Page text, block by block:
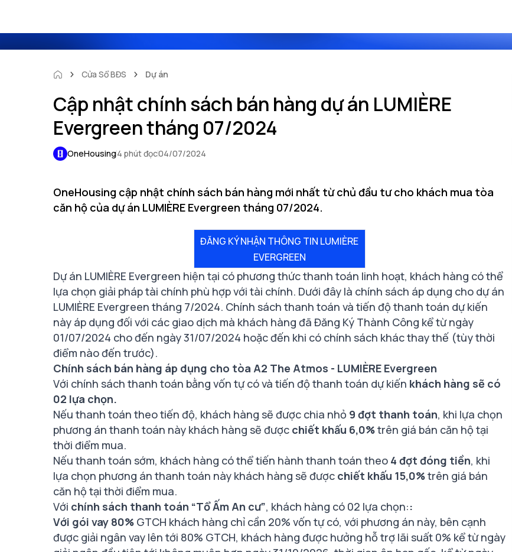
Cửa Sổ BĐS Dự án
Cập nhật chính sách bán hàng dự án LUMIÈRE
Evergreen tháng 07/2024
OneHousing4 phút đọc04/07/2024
OneHousing cập nhật chính sách bán hàng mới nhất từ chủ đầu tư cho khách mua tòa
căn hộ của dự án LUMIÈRE Evergreen tháng 07/2024.
ĐĂNG KÝ NHẬN THÔNG TIN LUMIÈRE
EVERGREEN
Dự án LUMIÈRE Evergreen hiện tại có phương thức thanh toán linh hoạt, khách hàng có thể
lựa chọn giải pháp tài chính phù hợp với tài chính. Dưới đây là chính sách áp dụng cho dự án
LUMIÈRE Evergreen tháng 7/2024. Chính sách thanh toán và tiến độ thanh toán dự kiến
này áp dụng đối với các giao dịch mà khách hàng đã Đăng Ký Thành Công kể từ ngày
01/07/2024 cho đến ngày 31/07/2024 hoặc đến khi có chính sách khác thay thế (tùy thời
điểm nào đến trước).
Chính sách bán hàng áp dụng cho tòa A2 The Atmos - LUMIÈRE Evergreen
Với chính sách thanh toán bằng vốn tự có và tiến độ thanh toán dự kiến khách hàng sẽ có
02 lựa chọn.
Nếu thanh toán theo tiến độ, khách hàng sẽ được chia nhỏ 9 đợt thanh toán, khi lựa chọn
phương án thanh toán này khách hàng sẽ được chiết khấu 6,0%trên giá bán căn hộ tại
thời điểm mua.
Nếu thanh toán sớm, khách hàng có thể tiến hành thanh toán theo 4 đợt đóng tiền, khi
lựa chọn phương án thanh toán này khách hàng sẽ được chiết khấu 15,0%trên giá bán
căn hộ tại thời điểm mua.
Với chính sách thanh toán “Tổ Ấm An cư”, khách hàng có 02 lựa chọn::
Với gói vay 80% GTCH khách hàng chỉ cần 20% vốn tự có, với phương án này, bên cạnh
được giải ngân vay lên tới 80% GTCH, khách hàng được hưởng hỗ trợ lãi suất 0% kể từ ngày